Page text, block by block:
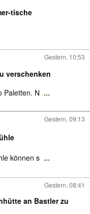
tische
Gestern, 10:53
verschenken
Paletten. N ...
Gestern, 09:13
können s ...
Gestern, 08:41
an Bastler zu